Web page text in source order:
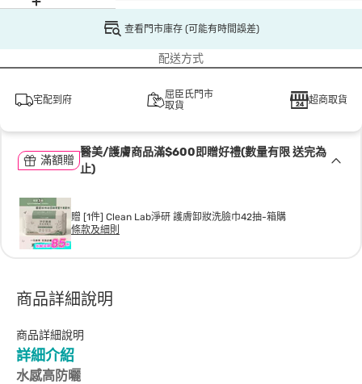
查看門市庫存 (可能有時間誤差)
配送方式
宅配到府
屈臣氏門市
取貨
超商取貨
滿額贈
醫美/護膚商品滿$600即贈好禮(數量有限 送完為
止)
贈 [1件] Clean Lab淨研 護膚卸妝洗臉巾42抽-箱購
條款及細則
商品詳細說明
商品詳細說明
詳細介紹
水感高防曬